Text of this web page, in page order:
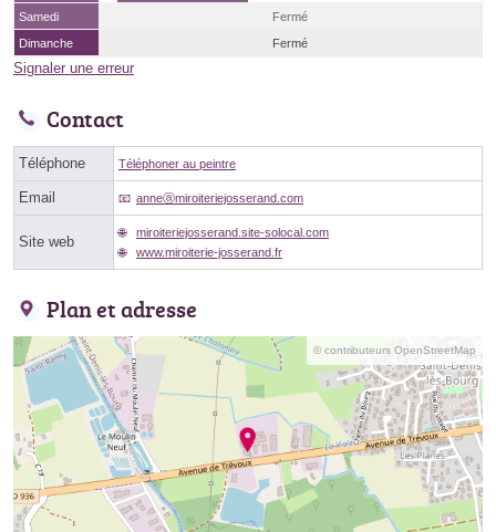
Samedi
Fermé
Dimanche
Fermé
Signaler une erreur
Contact
Téléphone Téléphoner au peintre
Email anneⓐmiroiteriejosserand.com
Site web
miroiteriejosserand.site-solocal.com
www.miroiterie-josserand.fr
Plan et adresse
© contributeurs OpenStreetMap